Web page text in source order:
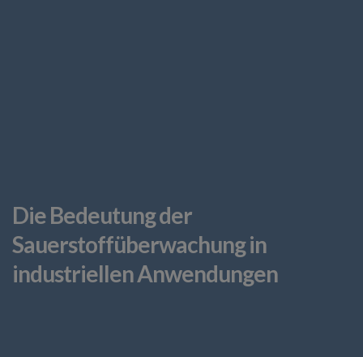
Die Bedeutung der
Sauerstoffüberwachung in
industriellen Anwendungen